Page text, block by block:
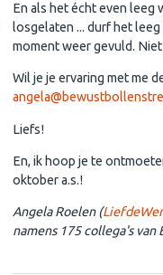
En als het écht even leeg
losgelaten ... durf het
moment weer gevuld.
Wil je je ervaring met me
Liefs!
En, ik hoop je te
oktober a.s.!
Angela Roelen (
namens 175 collega's